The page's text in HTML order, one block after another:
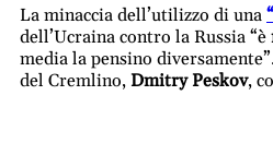
La minaccia dell’utilizzo di una “
dell’Ucraina contro la Russia “è
media la pensino
del Cremlino, Dmitry Peskov,